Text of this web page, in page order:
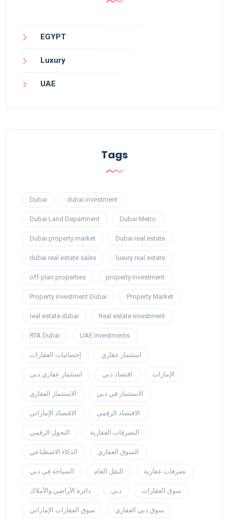
EGYPT
Luxury
UAE
Tags
Dubai dubai investment
Dubai Land Department Dubai Metro
Dubai property market Dubai real estate
dubai real estate sales luxury real estate
off-plan properties property investment
Property investment Dubai Property Market
real estate dubai Real estate investment
RTA Dubai UAE investments
إحصائيات العقارات استثمار عقاري
استثمار عقاري دبي اقتصاد دبي الإمارات
الاستثمار العقاري الاستثمار في دبي
الاقتصاد الإماراتي الاقتصاد الرقمي
التحول الرقمي التصرفات العقارية
الذكاء الاصطناعي السوق العقاري
السياحة في دبي النقل العام تصرفات عقارية
دائرة الأراضي والأملاك دبي سوق العقارات
سوق العقارات الإماراتي سوق دبي العقاري